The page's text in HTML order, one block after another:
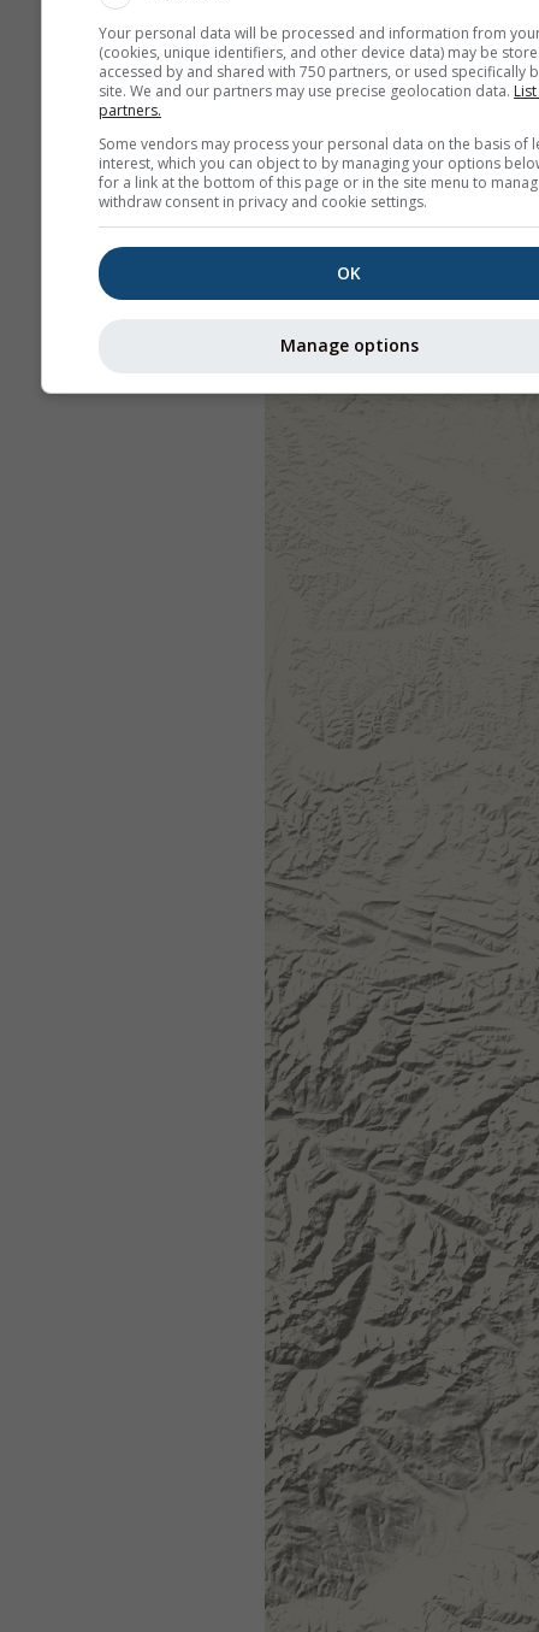
Your personal data will be processed and information from
(cookies, unique identifiers, and other device data) may be
accessed by and shared with 750 partners, or used specifically
site. We and our partners may use precise geolocation data.
partners.
Some vendors may process your personal data on the basis of
interest, which you can object to by managing your options
for a link at the bottom of this page or in the site menu to
withdraw consent in privacy and cookie settings.
OK
Manage options